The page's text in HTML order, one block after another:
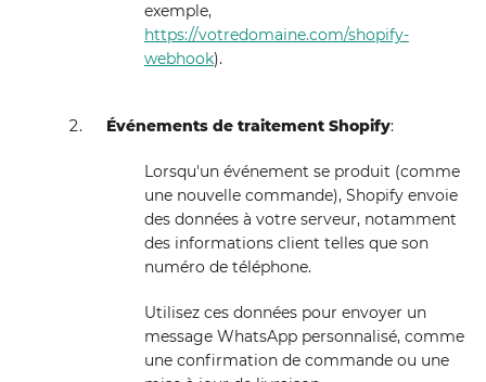
exemple,
https://votredomaine.com/shopify-
webhook).
Événements de traitement Shopify:
Lorsqu'un événement se produit (comme
une nouvelle commande), Shopify envoie
des données à votre serveur, notamment
des informations client telles que son
numéro de téléphone.
Utilisez ces données pour envoyer un
message WhatsApp personnalisé, comme
une confirmation de commande ou une